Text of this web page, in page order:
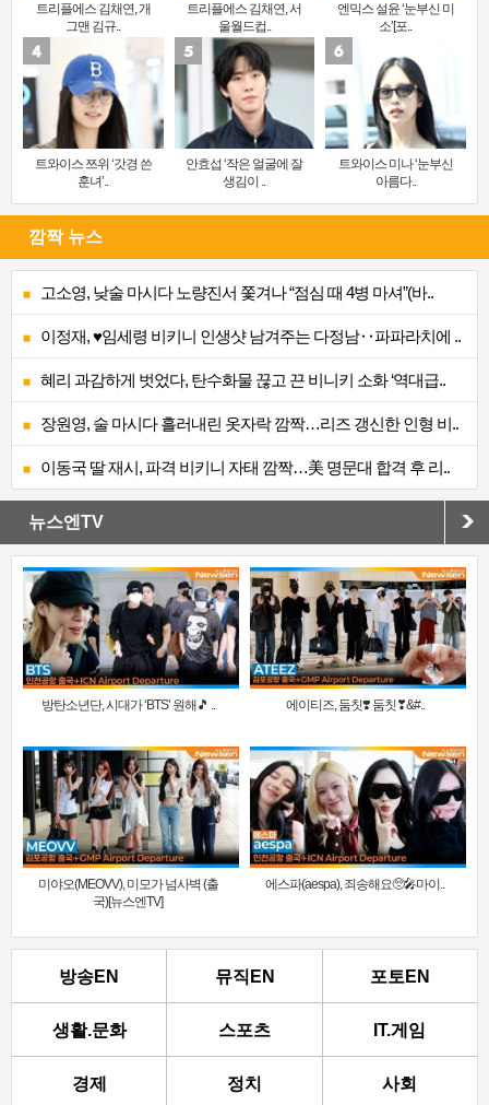
트리플에스 김채연, 개
그맨 김규..
트리플에스 김채연, 서
울월드컵..
엔믹스 설윤 ‘눈부신 미
소’[포..
트와이스 쯔위 ‘갓경 쓴
훈녀’..
안효섭 ‘작은 얼굴에 잘
생김이 ..
트와이스 미나 ‘눈부신
아름다..
깜짝 뉴스
고소영, 낮술 마시다 노량진서 쫓겨나 “점심 때 4병 마셔”(바..
이정재, ♥임세령 비키니 인생샷 남겨주는 다정남‥파파라치에 ..
혜리 과감하게 벗었다, 탄수화물 끊고 끈 비니키 소화 ‘역대급..
장원영, 술 마시다 흘러내린 옷자락 깜짝…리즈 갱신한 인형 비..
이동국 딸 재시, 파격 비키니 자태 깜짝…美 명문대 합격 후 리..
뉴스엔TV
방탄소년단, 시대가 ‘BTS’ 원해🎵 .. 에이티즈, 둠칫❣️ 둠칫❣&#..
미야오(MEOVV), 미모가 넘사벽 (출
국)[뉴스엔TV]
에스파(aespa), 죄송해요🥺🎤마이..
방송EN 뮤직EN 포토EN
생활.문화 스포츠 IT.게임
경제 정치 사회